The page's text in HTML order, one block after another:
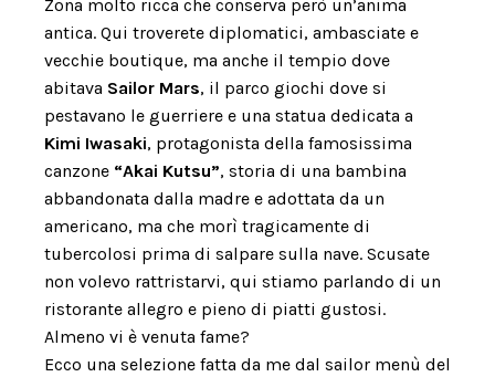
Zona molto ricca che conserva però un’anima
antica. Qui troverete diplomatici, ambasciate e
vecchie boutique, ma anche il tempio dove
abitava Sailor Mars, il parco giochi dove si
pestavano le guerriere e una statua dedicata a
Kimi Iwasaki, protagonista della famosissima
canzone “Akai Kutsu”, storia di una bambina
abbandonata dalla madre e adottata da un
americano, ma che morì tragicamente di
tubercolosi prima di salpare sulla nave. Scusate
non volevo rattristarvi, qui stiamo parlando di un
ristorante allegro e pieno di piatti gustosi.
Almeno vi è venuta fame?
Ecco una selezione fatta da me dal sailor menù del